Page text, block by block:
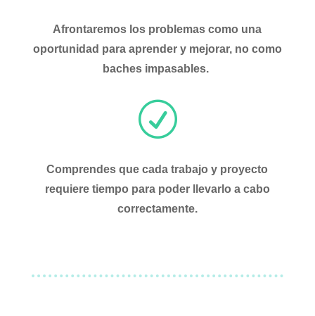
Afrontaremos los problemas como una
oportunidad para aprender y mejorar, no como
baches impasables.
R
Comprendes que cada trabajo y proyecto
requiere tiempo para poder llevarlo a cabo
correctamente.